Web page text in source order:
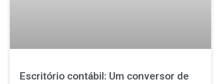
Escritório contábil: Um conversor de